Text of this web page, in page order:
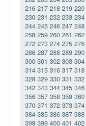
216 217 218 219 220
230 231 232 233 234
244 245 246 247 248
258 259 260 261 262
272 273 274 275 276
286 287 288 289 290
300 301 302 303 304
314 315 316 317 318
328 329 330 331 332
342 343 344 345 346
356 357 358 359 360
370 371 372 373 374
384 385 386 387 388
398 399 400 401 402